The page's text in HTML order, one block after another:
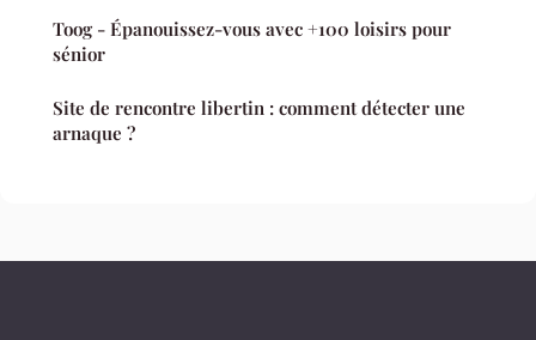
Toog - Épanouissez-vous avec +100 loisirs pour
sénior
Site de rencontre libertin : comment détecter une
arnaque ?